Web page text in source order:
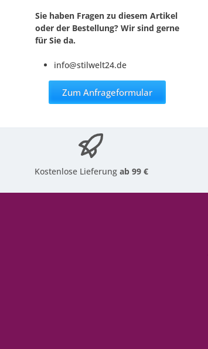
Sie haben Fragen zu diesem Artikel
oder der Bestellung? Wir sind gerne
für Sie da.
info@stilwelt24.de
Zum Anfrageformular
Kostenlose Lieferungab 99 €